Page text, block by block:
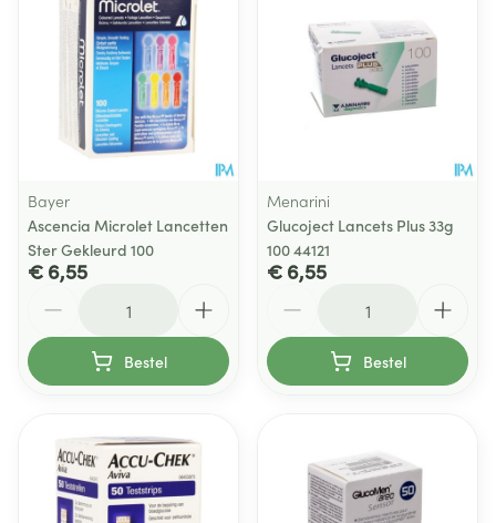
Bayer
Ascencia Microlet Lancetten
Ster Gekleurd 100
€ 6,55
Bestel
Menarini
Glucoject Lancets Plus 33g
100 44121
€ 6,55
Bestel